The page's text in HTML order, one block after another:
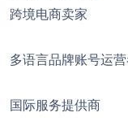
跨境电商卖家
多语言品牌账号运
国际服务提供商